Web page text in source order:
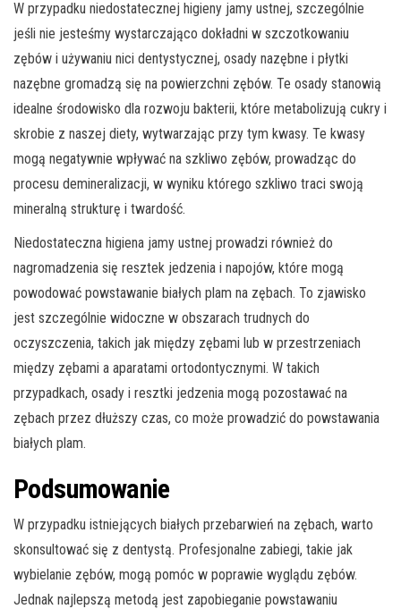
W przypadku niedostatecznej higieny jamy ustnej, szczególnie
jeśli nie jesteśmy wystarczająco dokładni w szczotkowaniu
zębów i używaniu nici dentystycznej, osady nazębne i płytki
nazębne gromadzą się na powierzchni zębów. Te osady stanowią
idealne środowisko dla rozwoju bakterii, które metabolizują cukry i
skrobie z naszej diety, wytwarzając przy tym kwasy. Te kwasy
mogą negatywnie wpływać na szkliwo zębów, prowadząc do
procesu demineralizacji, w wyniku którego szkliwo traci swoją
mineralną strukturę i twardość.
Niedostateczna higiena jamy ustnej prowadzi również do
nagromadzenia się resztek jedzenia i napojów, które mogą
powodować powstawanie białych plam na zębach. To zjawisko
jest szczególnie widoczne w obszarach trudnych do
oczyszczenia, takich jak między zębami lub w przestrzeniach
między zębami a aparatami ortodontycznymi. W takich
przypadkach, osady i resztki jedzenia mogą pozostawać na
zębach przez dłuższy czas, co może prowadzić do powstawania
białych plam.
Podsumowanie
W przypadku istniejących białych przebarwień na zębach, warto
skonsultować się z dentystą. Profesjonalne zabiegi, takie jak
wybielanie zębów, mogą pomóc w poprawie wyglądu zębów.
Jednak najlepszą metodą jest zapobieganie powstawaniu